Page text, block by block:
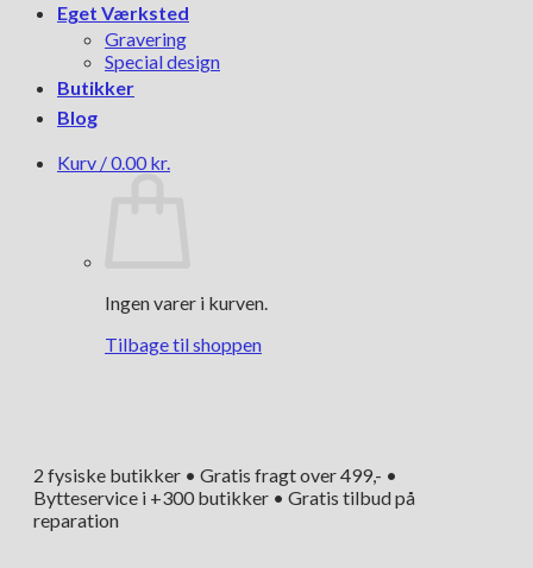
Eget Værksted
Gravering
Special design
Butikker
Blog
Kurv /0.00 kr.
Ingen varer i kurven.
Tilbage til shoppen
2 fysiske butikker • Gratis fragt over 499,- •
Bytteservice i +300 butikker • Gratis tilbud på
reparation